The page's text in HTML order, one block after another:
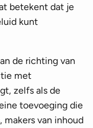
betekent dat je
kunt
de richting van
met
zelfs als de
toevoeging die
makers van inhoud